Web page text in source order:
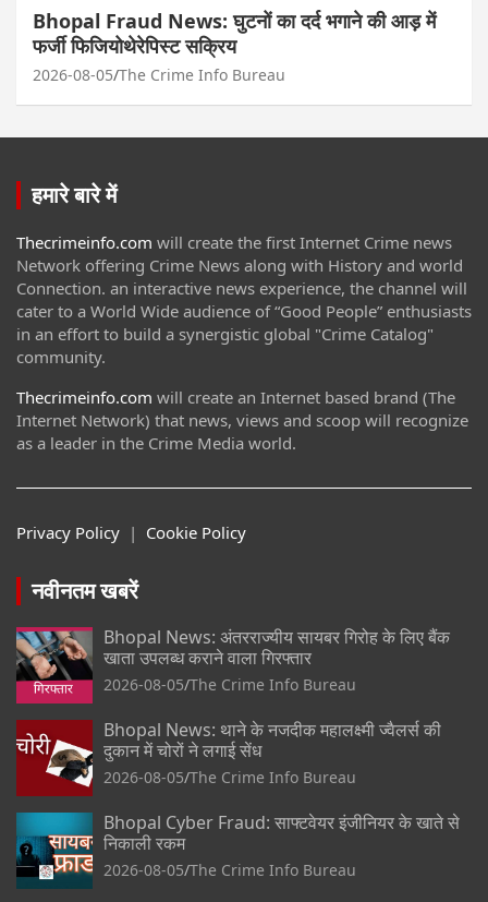
Bhopal Fraud News: घुटनों का दर्द भगाने की आड़ में
फर्जी फिजियोथेरेपिस्ट सक्रिय
2026-08-05 The Crime Info Bureau
हमारे बारे में
Thecrimeinfo.com will create the first Internet Crime news
Network offering Crime News along with History and world
Connection. an interactive news experience, the channel will
cater to a World Wide audience of “Good People” enthusiasts
in an effort to build a synergistic global "Crime Catalog"
community.
Thecrimeinfo.com will create an Internet based brand (The
Internet Network) that news, views and scoop will recognize
as a leader in the Crime Media world.
Privacy Policy | Cookie Policy
नवीनतम खबरें
Bhopal News: अंतरराज्यीय सायबर गिरोह के लिए बैंक
खाता उपलब्ध कराने वाला गिरफ्तार
2026-08-05 The Crime Info Bureau
Bhopal News: थाने के नजदीक महालक्ष्मी ज्वैलर्स की
दुकान में चोरों ने लगाई सेंध
2026-08-05 The Crime Info Bureau
Bhopal Cyber Fraud: साफ्टवेयर इंजीनियर के खाते से
निकाली रकम
2026-08-05 The Crime Info Bureau